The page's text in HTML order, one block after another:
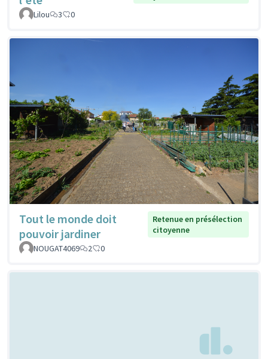
Lilou
3 0
Tout le monde doit
pouvoir jardiner
Retenue en présélection
citoyenne
NOUGAT4069
2 0